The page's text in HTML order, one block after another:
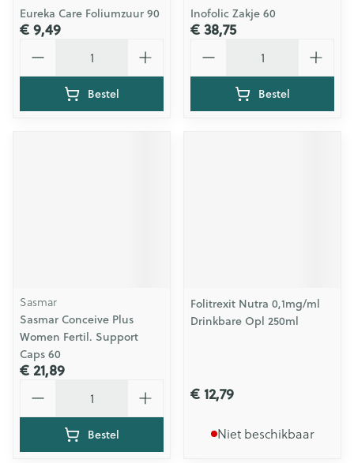
Eureka Care Foliumzuur 90
€ 9,49
Bestel
Inofolic Zakje 60
€ 38,75
Bestel
Sasmar
Sasmar Conceive Plus
Women Fertil. Support
Caps 60
€ 21,89
Bestel
Folitrexit Nutra 0,1mg/ml
Drinkbare Opl 250ml
€ 12,79
Niet beschikbaar